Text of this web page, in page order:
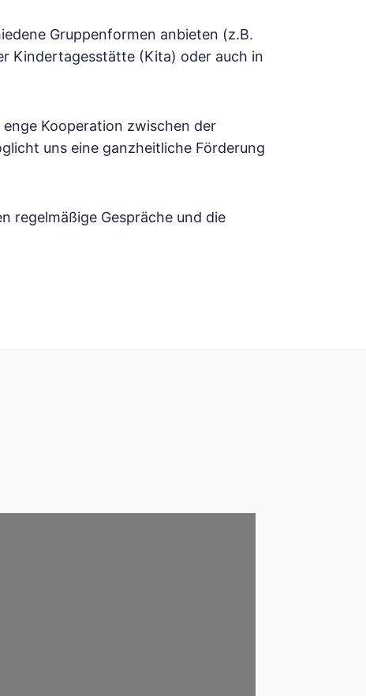
Gruppenformen anbieten (z.B.
Kindertagesstätte (Kita) oder auch in
Kooperation zwischen der
uns eine ganzheitliche Förderung
regelmäßige Gespräche und die